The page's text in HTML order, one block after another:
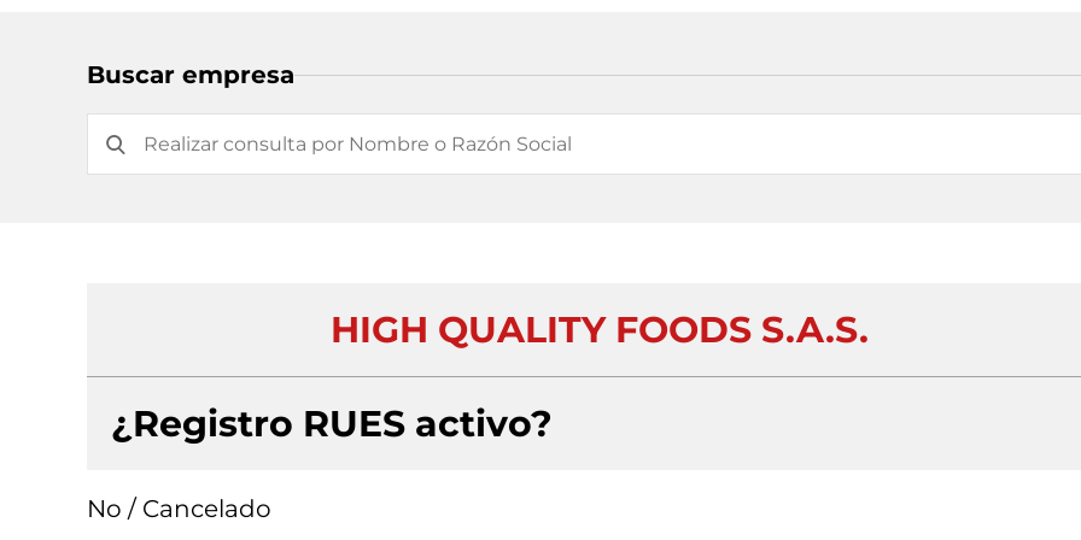
Buscar empresa
HIGH QUALITY FOODS S.A.S.
¿Registro RUES activo?
No / Cancelado